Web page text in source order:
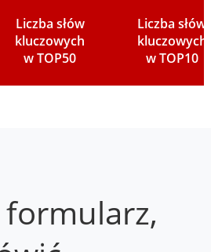
Liczba słów
kluczowych
w TOP50
Liczba słów
kluczowych
w TOP10
formularz,